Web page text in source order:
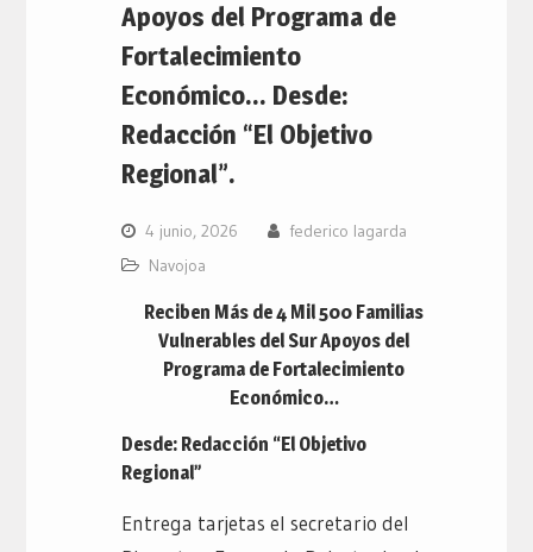
Apoyos del Programa de
Fortalecimiento
Económico… Desde:
Redacción “El Objetivo
Regional”.
4 junio, 2026
federico lagarda
Navojoa
Reciben Más de 4 Mil 500 Familias
Vulnerables del Sur Apoyos del
Programa de Fortalecimiento
Económico…
Desde: Redacción “El Objetivo
Regional”
Entrega tarjetas el secretario del